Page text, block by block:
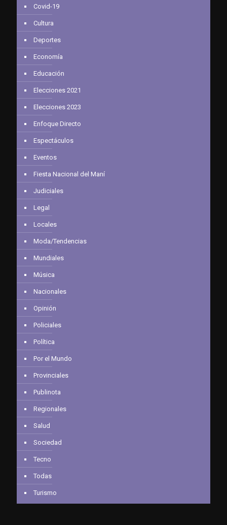
Covid-19
Cultura
Deportes
Economía
Educación
Elecciones 2021
Elecciones 2023
Enfoque Directo
Espectáculos
Eventos
Fiesta Nacional del Maní
Judiciales
Legal
Locales
Moda/Tendencias
Mundiales
Música
Nacionales
Opinión
Policiales
Política
Por el Mundo
Provinciales
Publinota
Regionales
Salud
Sociedad
Tecno
Todas
Turismo